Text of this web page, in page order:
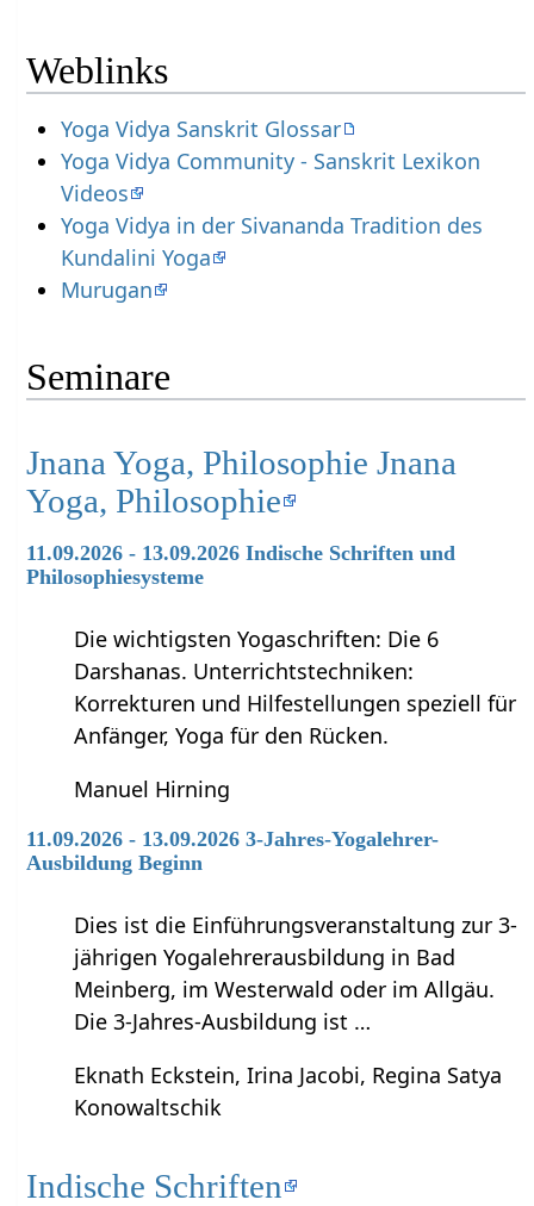
Weblinks
Yoga Vidya Sanskrit Glossar
Yoga Vidya Community - Sanskrit Lexikon
Videos
Yoga Vidya in der Sivananda Tradition des
Kundalini Yoga
Murugan
Seminare
Jnana Yoga, Philosophie Jnana
Yoga, Philosophie
11.09.2026 - 13.09.2026 Indische Schriften und
Philosophiesysteme
Die wichtigsten Yogaschriften: Die 6
Darshanas. Unterrichtstechniken:
Korrekturen und Hilfestellungen speziell für
Anfänger, Yoga für den Rücken.
Manuel Hirning
11.09.2026 - 13.09.2026 3-Jahres-Yogalehrer-
Ausbildung Beginn
Dies ist die Einführungsveranstaltung zur 3-
jährigen Yogalehrerausbildung in Bad
Meinberg, im Westerwald oder im Allgäu.
Die 3-Jahres-Ausbildung ist …
Eknath Eckstein, Irina Jacobi, Regina Satya
Konowaltschik
Indische Schriften